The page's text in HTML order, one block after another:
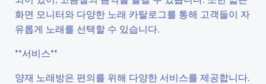
화면 모니터와 다양한 노래 카탈로그를 통해 고객들이 자
유롭게 노래를 선택할 수 있습니다.
**서비스**
양재 노래방은 편의를 위해 다양한 서비스를 제공합니다.